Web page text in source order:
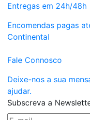
Entregas em 24h/48h
Encomendas pagas
Continental
Fale Connosco
Deixe-nos a sua
ajudar.
Subscreva a